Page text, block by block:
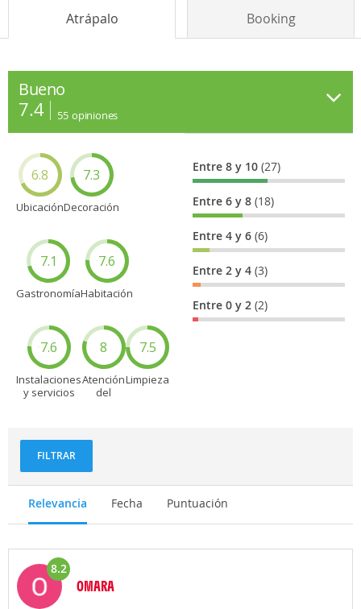
Atrápalo Booking
Bueno
7.4 55 opiniones
6.8
Ubicación
7.3
Decoración
7.1
Gastronomía
7.6
Habitación
7.6
Instalaciones
y servicios
8
Atención
del
7.5
Limpieza
Entre 8 y 10(27)
Entre 6 y 8(18)
Entre 4 y 6(6)
Entre 2 y 4(3)
Entre 0 y 2(2)
FILTRAR
Relevancia Fecha Puntuación
8.2
OMARA